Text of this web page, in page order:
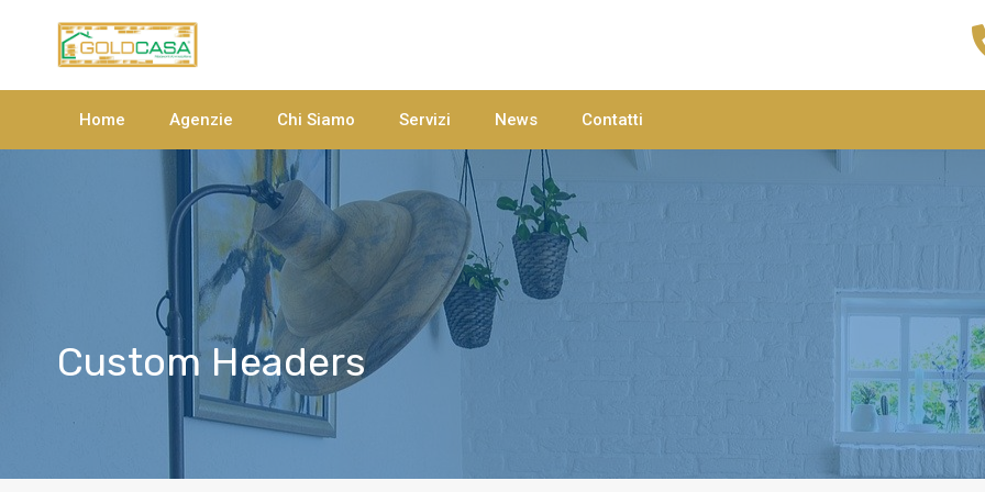
Home Agenzie Chi Siamo Servizi News Contatti
Custom Headers